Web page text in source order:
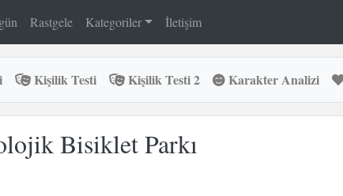
Rastgele Kategoriler İletişim
Kişilik Testi Kişilik Testi 2 Karakter Analizi
Bisiklet Parkı